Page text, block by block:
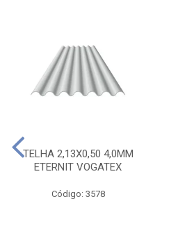
TELHA 2,13X0,50 4,0MM
ETERNIT VOGATEX
Código: 3578